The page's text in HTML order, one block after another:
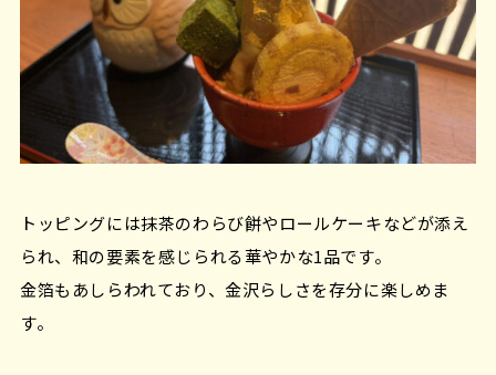
トッピングには抹茶のわらび餅やロールケーキなどが添え
られ、和の要素を感じられる華やかな1品です。
金箔もあしらわれており、金沢らしさを存分に楽しめま
す。